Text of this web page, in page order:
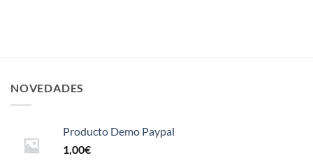
NOVEDADES
Producto Demo Paypal
1,00€